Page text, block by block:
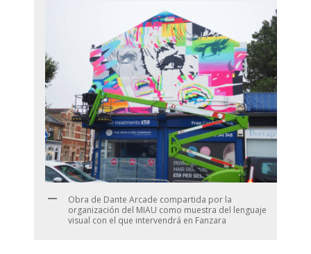
Obra de Dante Arcade compartida por la
organización del MIAU como muestra del lenguaje
visual con el que intervendrá en Fanzara